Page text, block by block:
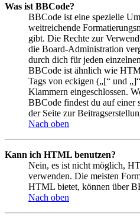
Was ist BBCode?
BBCode ist eine spezielle
weitreichende
gibt. Die Rechte zur
die Board-Administration
durch dich für jeden
BBCode ist ähnlich wie
Tags von eckigen („[“ und
Klammern eingeschlossen.
BBCode findest du auf einer
der Seite zur
Nach oben
Kann ich HTML benutzen?
Nein, es ist nicht möglich,
verwenden. Die meisten
HTML bietet, können über
Nach oben